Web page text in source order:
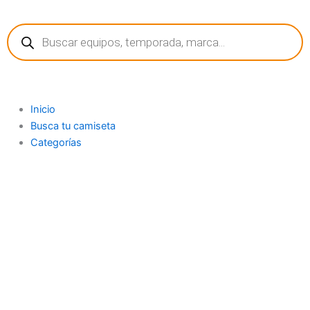
contenido
Búsqueda
de
productos
Inicio
Busca tu camiseta
Categorías